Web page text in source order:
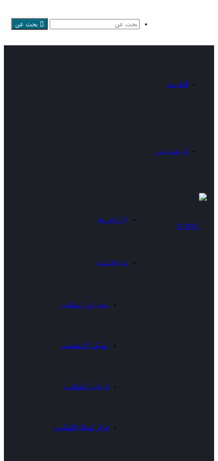
بحث عن
القائمة
بحث عن
الرئيسية
عن المكتب
نبذة عن المكتب
الهيكل التنظيمى
قيادات المكتب
قرار إنشاء المكتب